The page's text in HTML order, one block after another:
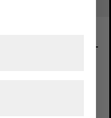
von Sachsen-